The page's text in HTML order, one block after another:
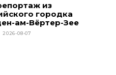
из
городка
ам-Вёртер-Зее
2026-08-07